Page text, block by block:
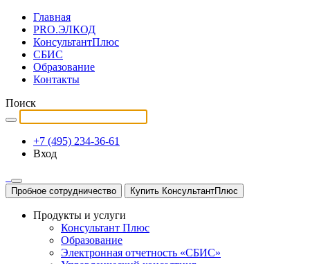
Главная
PRO.ЭЛКОД
КонсультантПлюс
СБИС
Образование
Контакты
Поиск
+7 (495) 234-36-61
Вход
Пробное сотрудничество Купить КонсультантПлюс
Продукты и услуги
Консультант Плюс
Образование
Электронная отчетность «СБИС»